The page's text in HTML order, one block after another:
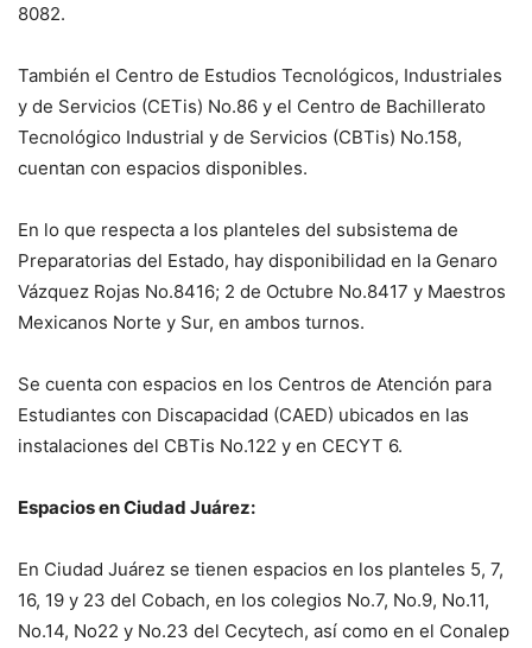
8082.
También el Centro de Estudios Tecnológicos, Industriales
y de Servicios (CETis) No.86 y el Centro de Bachillerato
Tecnológico Industrial y de Servicios (CBTis) No.158,
cuentan con espacios disponibles.
En lo que respecta a los planteles del subsistema de
Preparatorias del Estado, hay disponibilidad en la Genaro
Vázquez Rojas No.8416; 2 de Octubre No.8417 y Maestros
Mexicanos Norte y Sur, en ambos turnos.
Se cuenta con espacios en los Centros de Atención para
Estudiantes con Discapacidad (CAED) ubicados en las
instalaciones del CBTis No.122 y en CECYT 6.
Espacios en Ciudad Juárez:
En Ciudad Juárez se tienen espacios en los planteles 5, 7,
16, 19 y 23 del Cobach, en los colegios No.7, No.9, No.11,
No.14, No22 y No.23 del Cecytech, así como en el Conalep